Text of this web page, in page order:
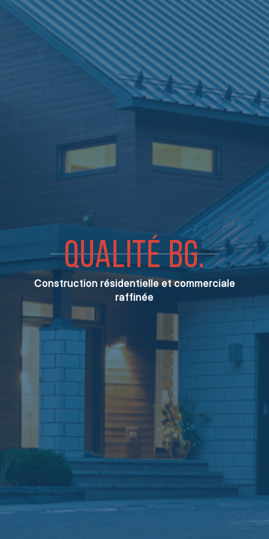
QUALITÉ BG.
Construction résidentielle et commerciale
raffinée